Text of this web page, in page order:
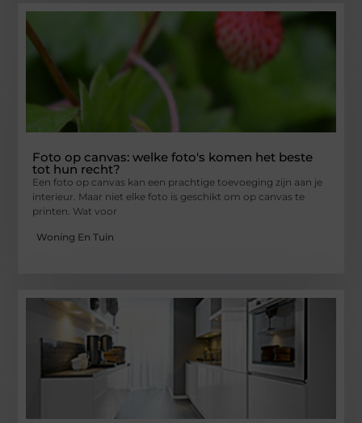
Foto op canvas: welke foto's komen het beste
tot hun recht?
Een foto op canvas kan een prachtige toevoeging zijn aan je
interieur. Maar niet elke foto is geschikt om op canvas te
printen. Wat voor
Woning En Tuin